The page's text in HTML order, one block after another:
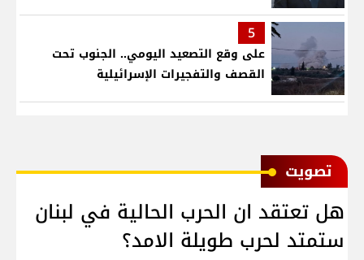
5
على وقع التصعيد اليومي.. الجنوب تحت
القصف والتفجيرات الإسرائيلية
ﺗﺼﻮﻳﺖ
هل تعتقد ان الحرب الحالية في لبنان
ستمتد لحرب طويلة الامد؟